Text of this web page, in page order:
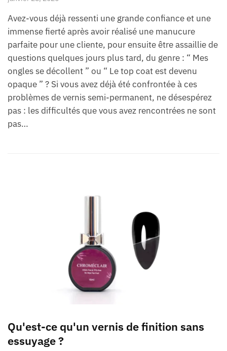
Avez-vous déjà ressenti une grande confiance et une
immense fierté après avoir réalisé une manucure
parfaite pour une cliente, pour ensuite être assaillie de
questions quelques jours plus tard, du genre : “ Mes
ongles se décollent ” ou “ Le top coat est devenu
opaque ” ? Si vous avez déjà été confrontée à ces
problèmes de vernis semi-permanent, ne désespérez
pas : les difficultés que vous avez rencontrées ne sont
pas…
Qu'est-ce qu'un vernis de finition sans
essuyage ?